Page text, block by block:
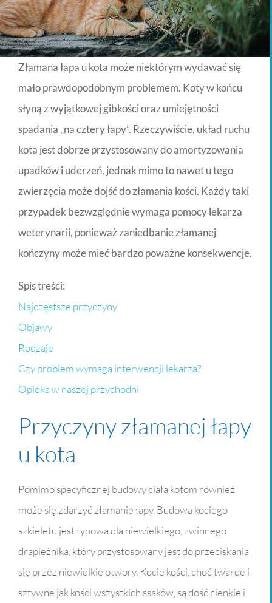
Złamana łapa u kota może niektórym wydawać się
mało prawdopodobnym problemem. Koty w końcu
słyną z wyjątkowej gibkości oraz umiejętności
spadania „na cztery łapy”. Rzeczywiście, układ ruchu
kota jest dobrze przystosowany do amortyzowania
upadków i uderzeń, jednak mimo to nawet u tego
zwierzęcia może dojść do złamania kości. Każdy taki
przypadek bezwzględnie wymaga pomocy lekarza
weterynarii, ponieważ zaniedbanie złamanej
kończyny może mieć bardzo poważne konsekwencje.
Spis treści:
Najczęstsze przyczyny
Objawy
Rodzaje
Czy problem wymaga interwencji lekarza?
Opieka w naszej przychodni
Przyczyny złamanej łapy
u kota
Pomimo specyficznej budowy ciała kotom również
może się zdarzyć złamanie łapy. Budowa kociego
szkieletu jest typowa dla niewielkiego, zwinnego
drapieżnika, który przystosowany jest do przeciskania
się przez niewielkie otwory. Kocie kości, choć twarde i
sztywne jak kości wszystkich ssaków, są dość cienkie i